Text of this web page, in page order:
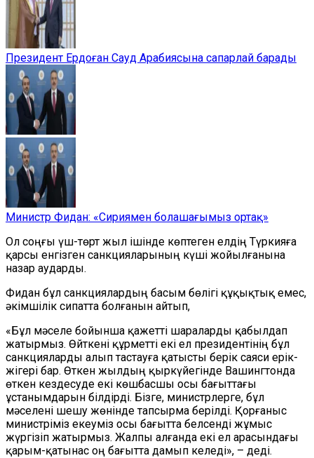
Президент Ердоған Сауд Арабиясына сапарлай барады
Министр Фидан: «Сириямен болашағымыз ортақ»
Ол соңғы үш-төрт жыл ішінде көптеген елдің Түркияға
қарсы енгізген санкцияларының күші жойылғанына
назар аударды.
Фидан бұл санкциялардың басым бөлігі құқықтық емес,
әкімшілік сипатта болғанын айтып,
«Бұл мәселе бойынша қажетті шараларды қабылдап
жатырмыз. Өйткені құрметті екі ел президентінің бұл
санкцияларды алып тастауға қатысты берік саяси ерік-
жігері бар. Өткен жылдың қыркүйегінде Вашингтонда
өткен кездесуде екі көшбасшы осы бағыттағы
ұстанымдарын білдірді. Бізге, министрлерге, бұл
мәселені шешу жөнінде тапсырма берілді. Қорғаныс
министріміз екеуміз осы бағытта белсенді жұмыс
жүргізіп жатырмыз. Жалпы алғанда екі ел арасындағы
қарым-қатынас оң бағытта дамып келеді», – деді.